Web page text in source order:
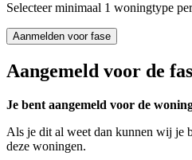
Selecteer minimaal 1 woningtype
Aanmelden voor fase
Aangemeld voor de
Je bent aangemeld voor de
Als je dit al weet dan kunnen wij je
deze woningen.